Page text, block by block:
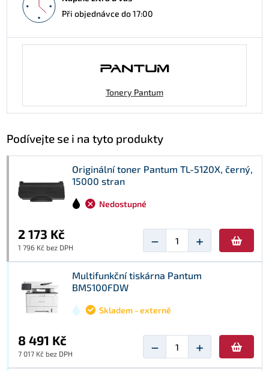
Při objednávce do 17:00
Tonery Pantum
Podívejte se i na tyto produkty
Originální toner Pantum TL-5120X, černý,
15000 stran
Nedostupné
2 173 Kč
1 796 Kč bez DPH − +
Multifunkční tiskárna Pantum
BM5100FDW
Skladem - externě
8 491 Kč
7 017 Kč bez DPH − +